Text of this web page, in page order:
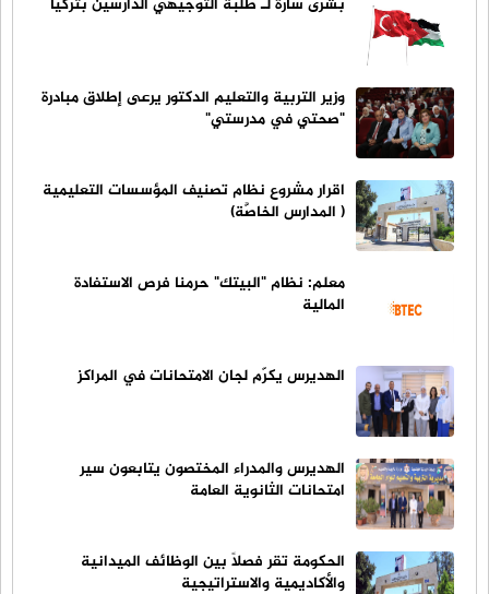
وزير التربية والتعليم الدكتور يرعى إطلاق مبادرة
"صحتي في مدرستي"
اقرار مشروع نظام تصنيف المؤسسات التعليمية
( المدارس الخاصَّة)
معلم: نظام "البيتك" حرمنا فرص الاستفادة
المالية
الهديرس يكرّم لجان الامتحانات في المراكز
الهديرس والمدراء المختصون يتابعون سير
امتحانات الثانوية العامة
الحكومة تقر فصلاً بين الوظائف الميدانية
والأكاديمية والاستراتيجية